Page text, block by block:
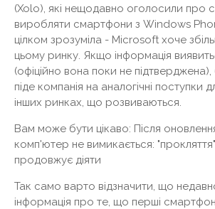
(Xolo), які нещодавно оголосили про
виробляти смартфони з Windows
цілком зрозуміла - Microsoft хоче
цьому ринку. Якщо інформація
(офіційно вона поки не підтверджена),
піде компанія на аналогічні поступки
інших ринках, що розвиваються.
Вам може бути цікаво: Після
комп'ютер не вимикається:
продовжує діяти
Так само варто відзначити, що
інформація про те, що перші